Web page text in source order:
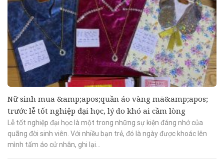
Nữ sinh mua &amp;apos;quần áo vàng mã&amp;apos;
trước lễ tốt nghiệp đại học, lý do khó ai cầm lòng
Lễ tốt nghiệp đại học là một trong những sự kiện đáng nhớ của
quãng đời sinh viên. Với nhiều bạn trẻ, đó là ngày được khoác lên
mình tấm áo cử nhân, ghi lại...